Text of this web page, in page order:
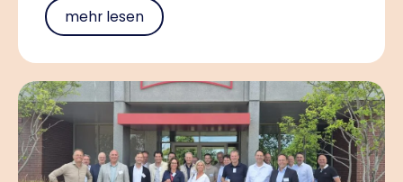
mehr lesen